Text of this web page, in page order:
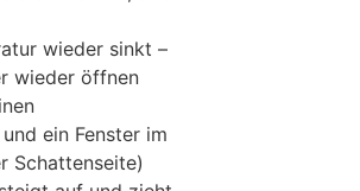
wieder sinkt –
wieder öffnen
ein Fenster im
Schattenseite)